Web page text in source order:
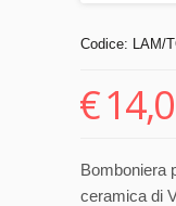
Codice: LAM/
€
Bomboniera
ceramica di